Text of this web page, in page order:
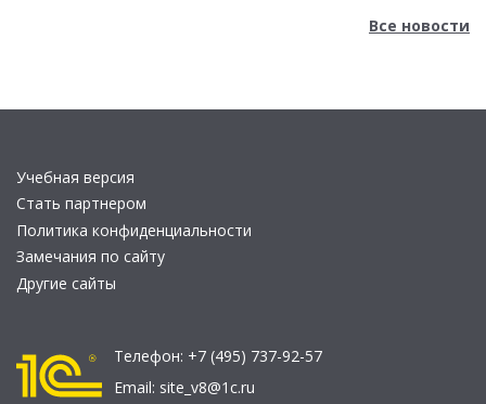
Все новости
Учебная версия
Стать партнером
Политика конфиденциальности
Замечания по сайту
Другие сайты
Телефон: +7 (495) 737-92-57
Email: site_v8@1c.ru